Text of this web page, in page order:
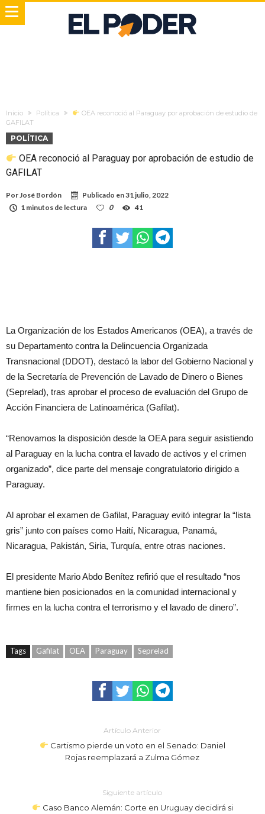
Inicio Política
OEA reconoció al Paraguay por aprobación de estudio de
GAFILAT
POLÍTICA
OEA reconoció al Paraguay por aprobación de estudio de
GAFILAT
PorJosé Bordón Publicado en31 julio, 2022
1 minutos de lectura
0 41
La Organización de los Estados Americanos (OEA), a través de
su Departamento contra la Delincuencia Organizada
Transnacional (DDOT), destacó la labor del Gobierno Nacional y
de la Secretaría de Prevención de Lavado de Dinero o Bienes
(Seprelad), tras aprobar el proceso de evaluación del Grupo de
Acción Financiera de Latinoamérica (Gafilat).
“Renovamos la disposición desde la OEA para seguir asistiendo
al Paraguay en la lucha contra el lavado de activos y el crimen
organizado”, dice parte del mensaje congratulatorio dirigido a
Paraguay.
Al aprobar el examen de Gafilat, Paraguay evitó integrar la “lista
gris” junto con países como Haití, Nicaragua, Panamá,
Nicaragua, Pakistán, Siria, Turquía, entre otras naciones.
El presidente Mario Abdo Benítez refirió que el resultado “nos
mantiene bien posicionados en la comunidad internacional y
firmes en la lucha contra el terrorismo y el lavado de dinero”.
Tags Gafilat OEA Paraguay Seprelad
Artículo Anterior
Cartismo pierde un voto en el Senado: Daniel
Rojas reemplazará a Zulma Gómez
Siguiente artículo
Caso Banco Alemán: Corte en Uruguay decidirá si